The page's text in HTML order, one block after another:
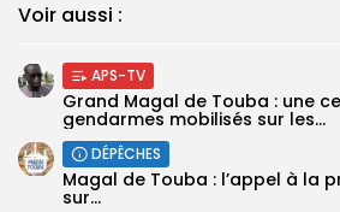
Voir aussi :
APS-TV
Grand Magal de Touba : une
gendarmes mobilisés sur les...
DÉPÊCHES
Magal de Touba : l’appel à la
sur...